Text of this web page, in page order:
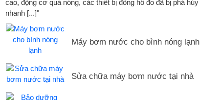
cao, động cơ quá nóng, các thiết bị đồng hồ đo đã bị phá hủy
nhanh [...]"
Máy bơm nước cho bình nóng lạnh
Sửa chữa máy bơm nước tại nhà